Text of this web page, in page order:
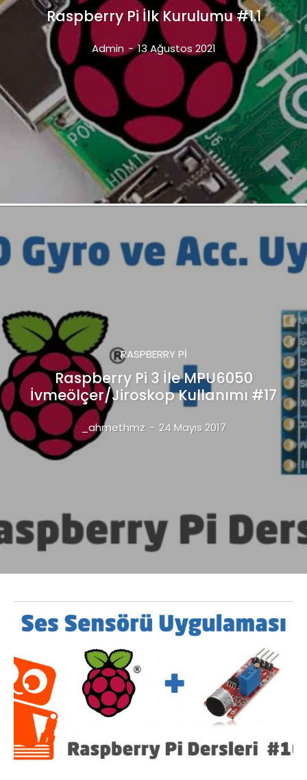
Raspberry Pi İlk Kurulumu #1.1
Admin - 13 Ağustos 2021
RASPBERRY PI
Raspberry Pi 3 İle MPU6050
İvmeölçer/Jiroskop Kullanımı #17
_ahmethmz - 24 Mayıs 2017